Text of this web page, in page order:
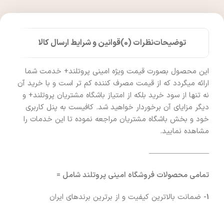
توضیحاتنظرات (0) قوانین و شرایط ارسال کالا
این محصول بصورت قیمت ویژه امینی پروتلند+ خدمت شما
ارائه میگردد که از قیمت مصرف کننده کم تر است و با خرید آن
نه تنها از سود خرید بلکه از امتیاز باشگاه مشتریان پروتلند+ و
دیگر مزایای آن برخوردار خواهید شد. کافیست به پنل کاربری
خود و بخش باشگاه مشتریان مراجعه نموده تا این خدمات را
مشاهده نمایید.
————————
تمامی محصولات فروشگاه امینی پروتلند شامل =
1- ضمانت بالاترین کیفیت و از برترین برندهای ایران